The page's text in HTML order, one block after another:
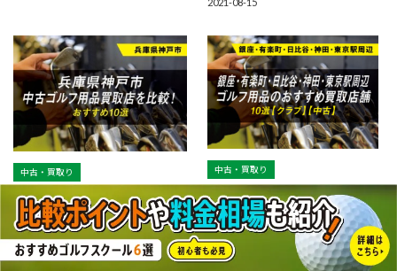
2021-08-15
中古・買取り
【兵庫県神戸市】ゴルフ用品のお
すすめ買取店舗10選【中古】【ク
ラブ】
中古・買取り
【銀座・有楽町・日比谷・神
田・東京駅周辺】ゴルフ用品の
おすすめ買取店舗10選【中古】
【クラブ】